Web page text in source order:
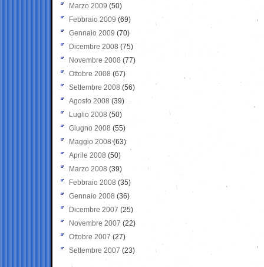
Marzo 2009 (50)
Febbraio 2009 (69)
Gennaio 2009 (70)
Dicembre 2008 (75)
Novembre 2008 (77)
Ottobre 2008 (67)
Settembre 2008 (56)
Agosto 2008 (39)
Luglio 2008 (50)
Giugno 2008 (55)
Maggio 2008(63)
Aprile 2008 (50)
Marzo 2008 (39)
Febbraio 2008 (35)
Gennaio 2008 (36)
Dicembre 2007 (25)
Novembre 2007 (22)
Ottobre 2007 (27)
Settembre 2007 (23)